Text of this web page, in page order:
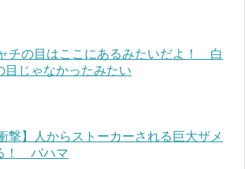
チの目はここにあるみたいだよ！ 白
目じゃなかったみたい
衝撃】人からストーカーされる巨大ザメ
！ バハマ